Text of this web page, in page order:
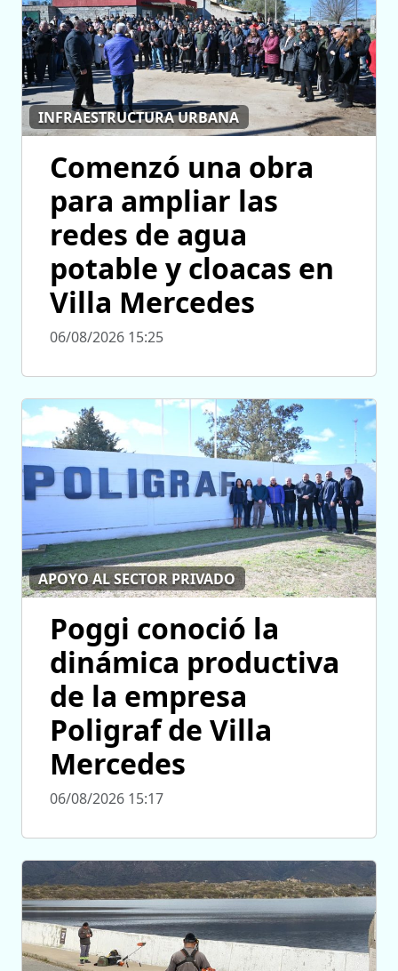
INFRAESTRUCTURA URBANA
Comenzó una obra
para ampliar las
redes de agua
potable y cloacas en
Villa Mercedes
06/08/2026 15:25
APOYO AL SECTOR PRIVADO
Poggi conoció la
dinámica productiva
de la empresa
Poligraf de Villa
Mercedes
06/08/2026 15:17